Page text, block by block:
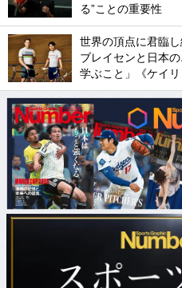
る”ことの重要性
世界の頂点に君臨
ブレイセンと日本
学ぶこと」《ケイ